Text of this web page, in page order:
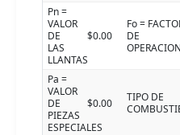
Pn =
VALOR
DE
LAS
LLANTAS
$0.00
Fo =
DE
OPERACION
Pa =
VALOR
DE
PIEZAS
ESPECIALES
$0.00
TIPO DE